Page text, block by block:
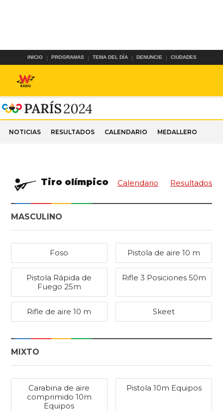
INICIO PROGRAMAS TEMA DEL DÍA DENUNCIE CIUDADES
NOTICIAS RESULTADOS CALENDARIO MEDALLERO
Tiro olímpico Calendario Resultados
MASCULINO
Foso Pistola de aire 10 m
Pistola Rápida de
Fuego 25m
Rifle 3 Posiciones 50m
Rifle de aire 10 m Skeet
MIXTO
Carabina de aire
comprimido 10m
Equipos
Pistola 10m Equipos